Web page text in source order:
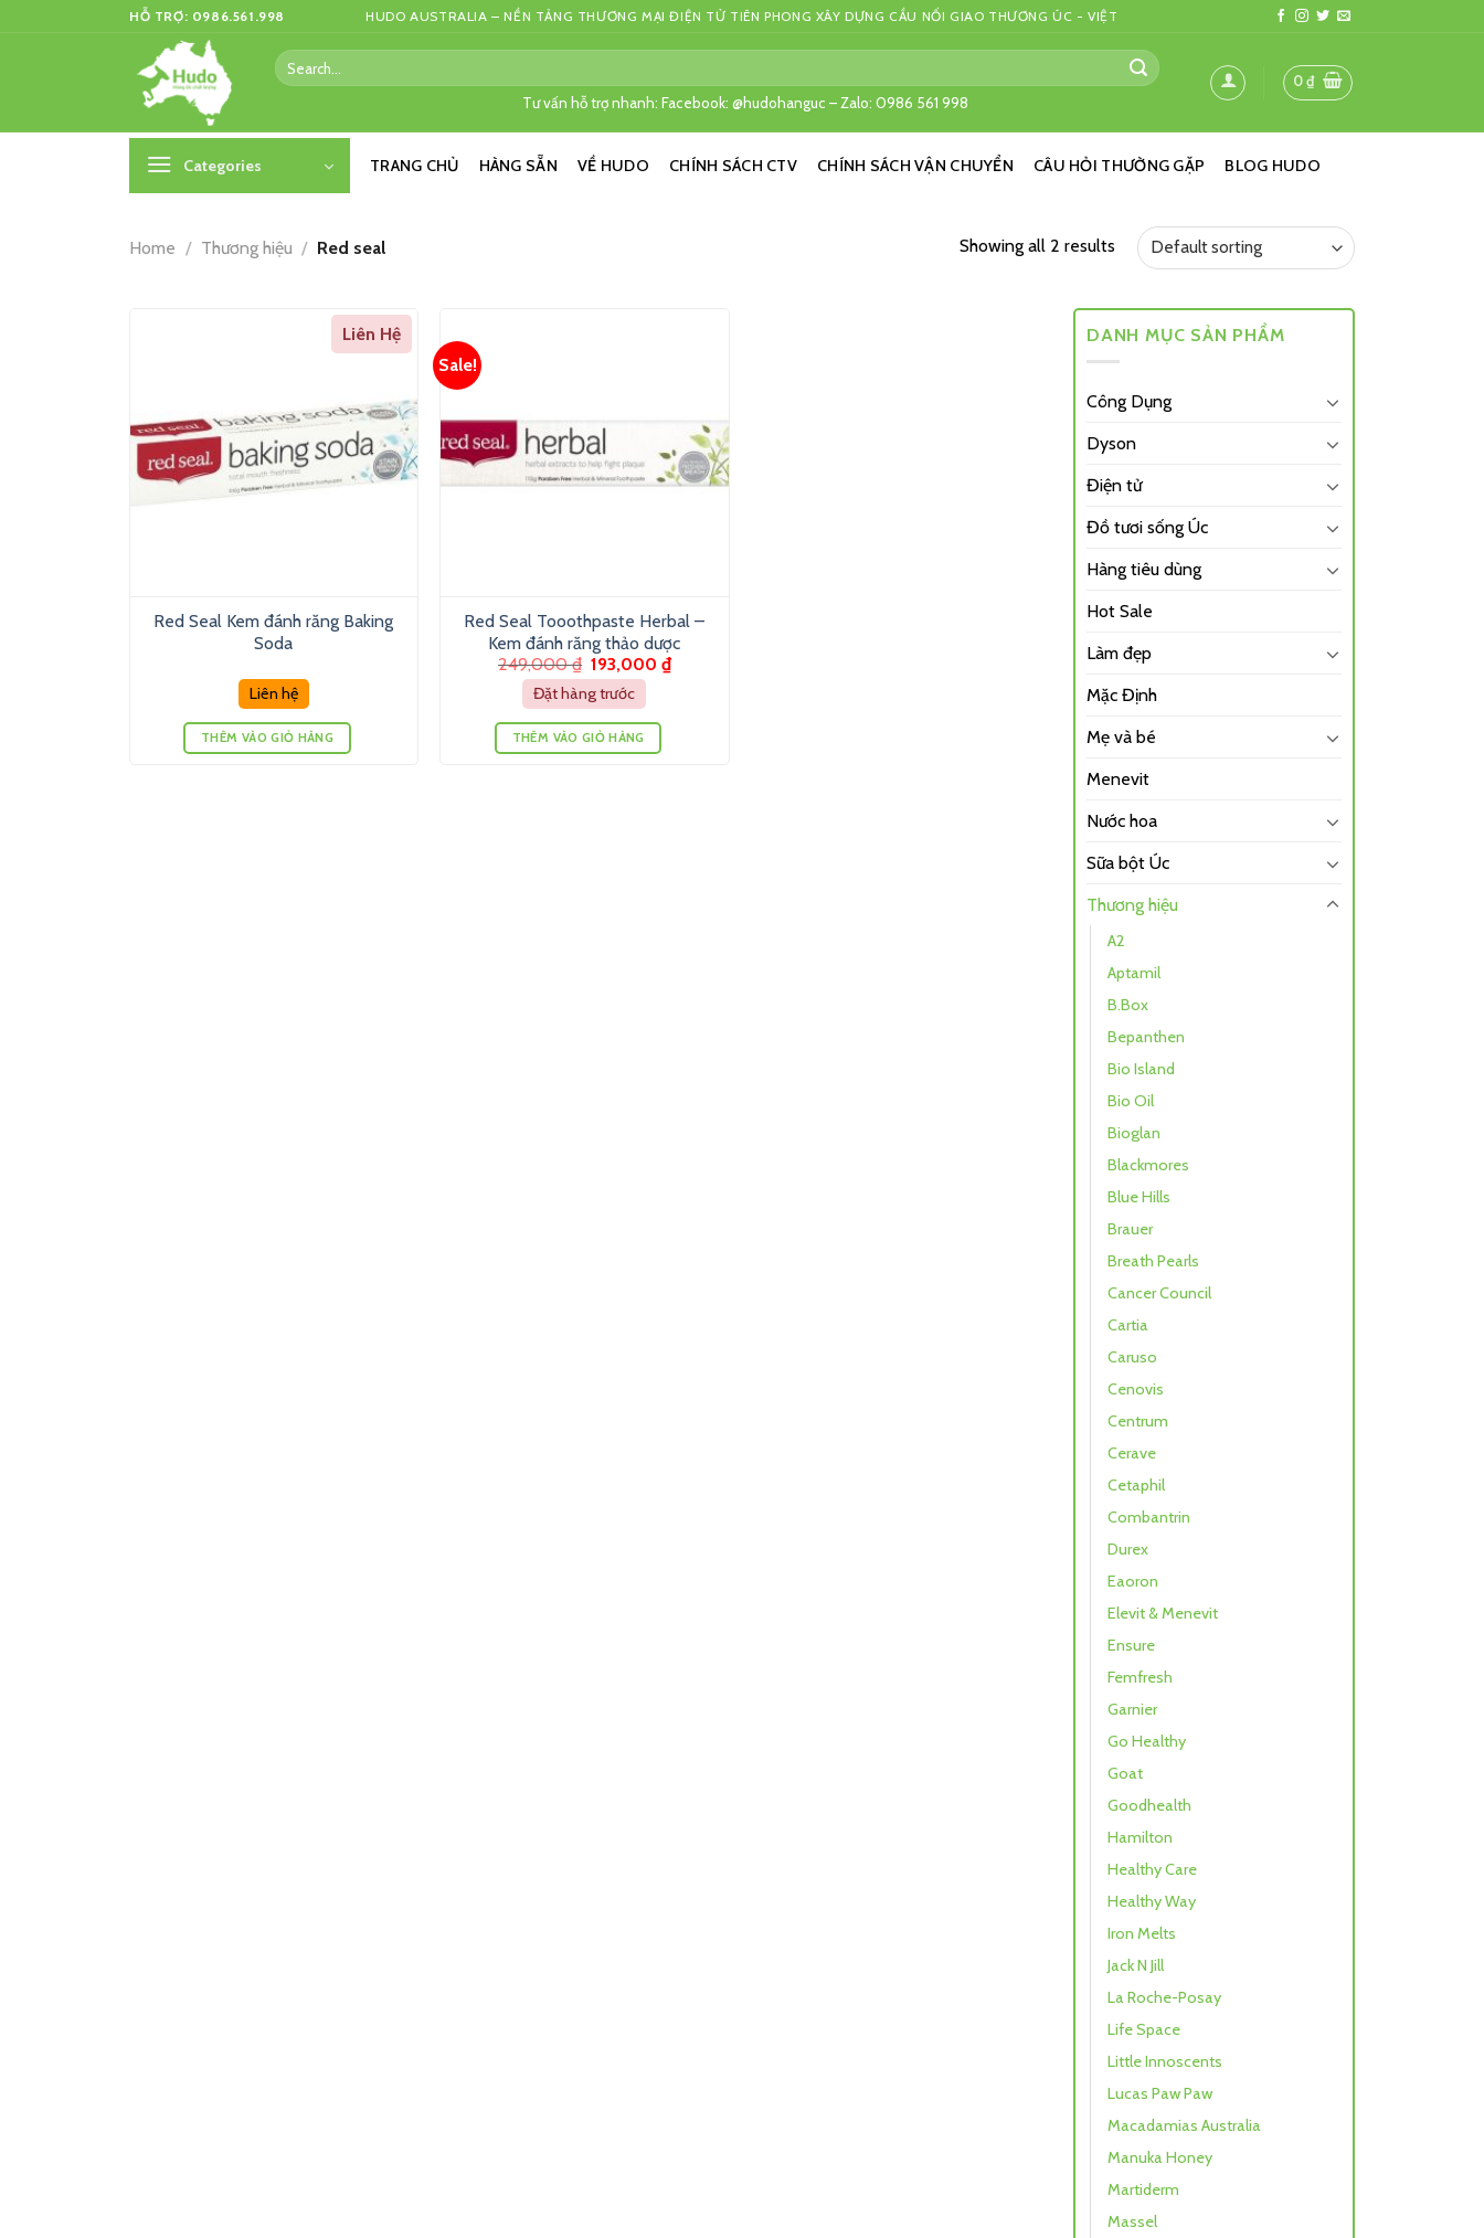
HỖ TRỢ: 0986.561.998 HUDO AUSTRALIA – NỀN TẢNG THƯƠNG MẠI ĐIỆN TỬ TIÊN PHONG XÂY DỰNG CẦU NỐI GIAO THƯƠNG ÚC - VIỆT
Search
for:
Tư vấn hỗ trợ nhanh: Facebook: @hudohanguc – Zalo: 0986 561 998
0₫
Categories TRANG CHỦ HÀNG SẴN VỀ HUDO CHÍNH SÁCH CTV CHÍNH SÁCH VẬN CHUYỂN CÂU HỎI THƯỜNG GẶP BLOG HUDO
Home / Thương hiệu / Red seal Showing all 2 results
Liên Hệ
Red Seal Kem đánh răng Baking
Soda
Liên hệ
THÊM VÀO GIỎ HÀNG
Sale!
Red Seal Tooothpaste Herbal –
Kem đánh răng thảo dược
249,000₫ 193,000 ₫
Đặt hàng trước
THÊM VÀO GIỎ HÀNG
DANH MỤC SẢN PHẨM
Công Dụng
Dyson
Điện tử
Đồ tươi sống Úc
Hàng tiêu dùng
Hot Sale
Làm đẹp
Mặc Định
Mẹ và bé
Menevit
Nước hoa
Sữa bột Úc
Thương hiệu
A2
Aptamil
B.Box
Bepanthen
Bio Island
Bio Oil
Bioglan
Blackmores
Blue Hills
Brauer
Breath Pearls
Cancer Council
Cartia
Caruso
Cenovis
Centrum
Cerave
Cetaphil
Combantrin
Durex
Eaoron
Elevit & Menevit
Ensure
Femfresh
Garnier
Go Healthy
Goat
Goodhealth
Hamilton
Healthy Care
Healthy Way
Iron Melts
Jack N Jill
La Roche-Posay
Life Space
Little Innoscents
Lucas Paw Paw
Macadamias Australia
Manuka Honey
Martiderm
Massel